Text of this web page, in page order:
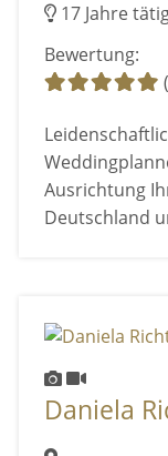
17 Jahre
Bewertung:
Ausrichtung
Deutschland
Daniela